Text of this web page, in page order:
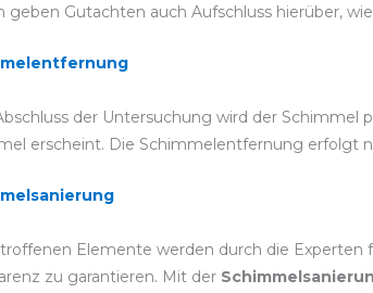
geben Gutachten auch Aufschluss hierüber,
der Untersuchung wird der
erscheint. Die Schimmelentfernung erfolgt
Elemente werden durch die
zu garantieren. Mit der